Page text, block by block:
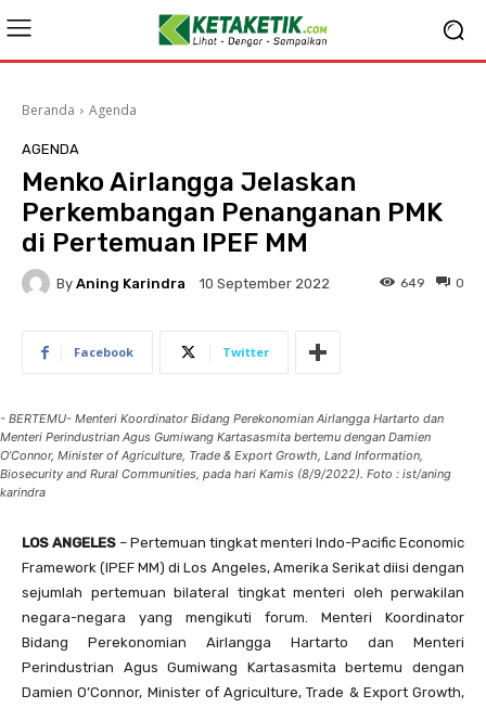
Beranda Agenda
AGENDA
Menko Airlangga Jelaskan
Perkembangan Penanganan PMK
di Pertemuan IPEF MM
By Aning Karindra 10 September 2022 0
649
Facebook Twitter
- BERTEMU- Menteri Koordinator Bidang Perekonomian Airlangga Hartarto dan
Menteri Perindustrian Agus Gumiwang Kartasasmita bertemu dengan Damien
O’Connor, Minister of Agriculture, Trade & Export Growth, Land Information,
Biosecurity and Rural Communities, pada hari Kamis (8/9/2022). Foto : ist/aning
karindra
LOS ANGELES – Pertemuan tingkat menteri Indo-Pacific Economic
Framework (IPEF MM) di Los Angeles, Amerika Serikat diisi dengan
sejumlah pertemuan bilateral tingkat menteri oleh perwakilan
negara-negara yang mengikuti forum. Menteri Koordinator
Bidang Perekonomian Airlangga Hartarto dan Menteri
Perindustrian Agus Gumiwang Kartasasmita bertemu dengan
Damien O’Connor, Minister of Agriculture, Trade & Export Growth,